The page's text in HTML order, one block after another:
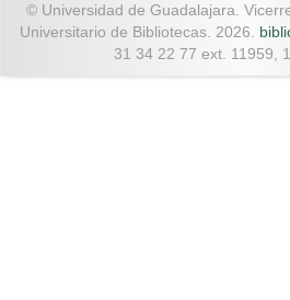
© Universidad de Guadalajara.
Universitario de Bibliotecas. 2026.
31 34 22 77 ext. 11959,